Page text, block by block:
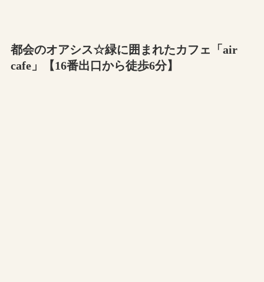
都会のオアシス☆緑に囲まれたカフェ「air
cafe」【16番出口から徒歩6分】